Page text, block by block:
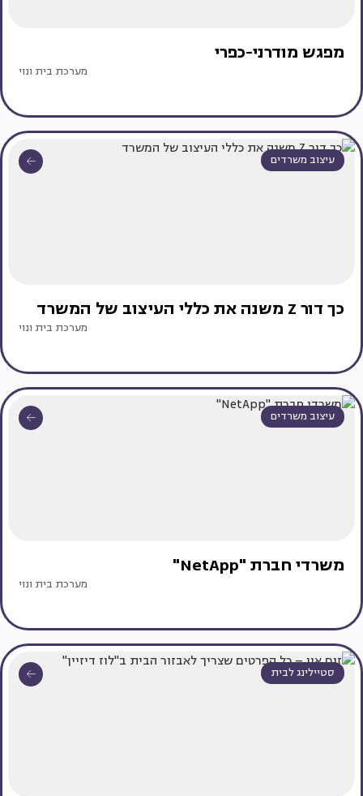
מפגש מודרני-כפרי
מערכת בית ונוי
עיצוב משרדים
כך דור Z משנה את כללי העיצוב של המשרד
מערכת בית ונוי
עיצוב משרדים
משרדי חברת "NetApp"
מערכת בית ונוי
סטיילינג לבית